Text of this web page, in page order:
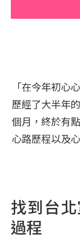
「在今年初心
歷經了大半年
個月，終於有
心路歷程以及
找到台
過程